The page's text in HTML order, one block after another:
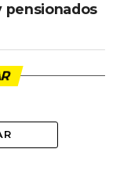
pensionados